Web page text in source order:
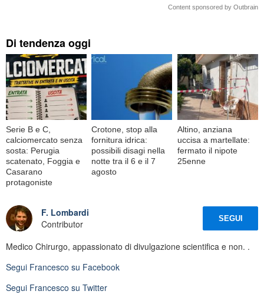
Content sponsored by Outbrain
Di tendenza oggi
Serie B e C,
calciomercato senza
sosta: Perugia
scatenato, Foggia e
Casarano
protagoniste
Crotone, stop alla
fornitura idrica:
possibili disagi nella
notte tra il 6 e il 7
agosto
Altino, anziana
uccisa a martellate:
fermato il nipote
25enne
F. Lombardi
Contributor
SEGUI
Medico Chirurgo, appassionato di divulgazione scientifica e non. .
Segui Francesco su Facebook
Segui Francesco su Twitter